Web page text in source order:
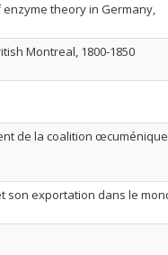
theory in Germany,
Montreal, 1800-1850
de la coalition œcuménique
son exportation dans le